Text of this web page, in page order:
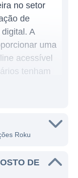
no setor
de
A
uma
acessível
tenham
esportes
tanto
streaming
Roku
DE